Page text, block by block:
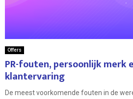
Offers
PR-fouten, persoonlijk merk
klantervaring
De meest voorkomende fouten in de